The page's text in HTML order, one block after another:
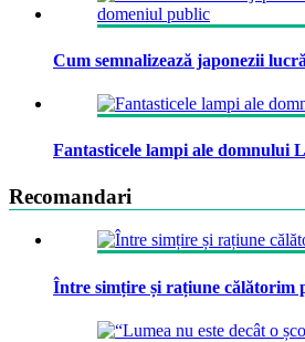
Cum semnalizează japonezii
Fantasticele lampi ale domnului
Recomandari
Între simțire și rațiune călătorim